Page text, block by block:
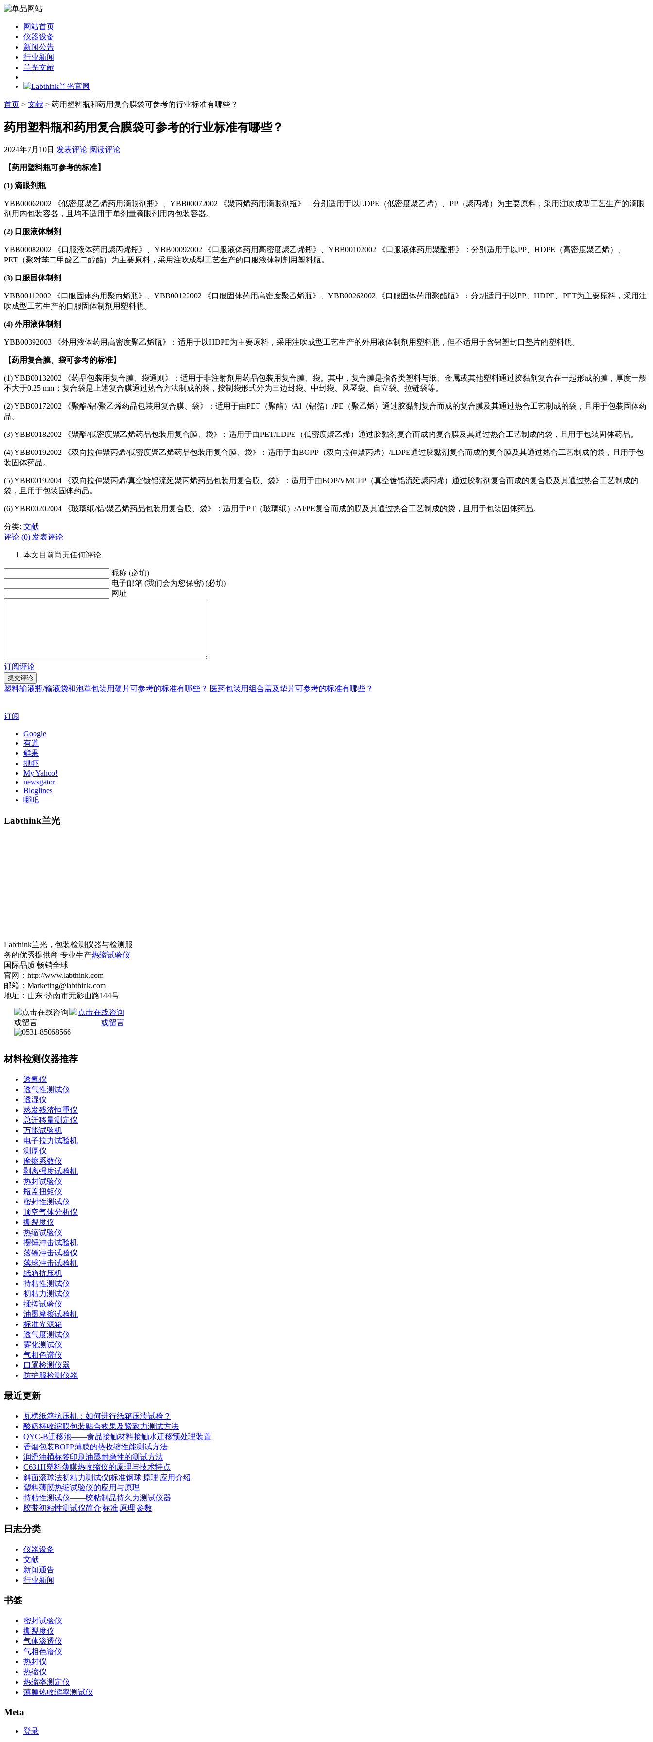
网站首页
仪器设备
新闻公告
行业新闻
兰光文献
首页 > 文献 > 药用塑料瓶和药用复合膜袋可参考的行业标准有哪些？
药用塑料瓶和药用复合膜袋可参考的行业标准有哪些？
2024年7月10日 发表评论 阅读评论
【药用塑料瓶可参考的标准】
(1) 滴眼剂瓶
YBB00062002 《低密度聚乙烯药用滴眼剂瓶》、YBB00072002 《聚丙烯药用滴眼剂瓶》：分别适用于以LDPE（低密度聚乙烯）、PP（聚丙烯）为主要原料，采用注吹成型工艺生产的滴眼
剂用内包装容器，且均不适用于单剂量滴眼剂用内包装容器。
(2) 口服液体制剂
YBB00082002 《口服液体药用聚丙烯瓶》、YBB00092002 《口服液体药用高密度聚乙烯瓶》、YBB00102002 《口服液体药用聚酯瓶》：分别适用于以PP、HDPE（高密度聚乙烯）、
PET（聚对苯二甲酸乙二醇酯）为主要原料，采用注吹成型工艺生产的口服液体制剂用塑料瓶。
(3) 口服固体制剂
YBB00112002 《口服固体药用聚丙烯瓶》、YBB00122002 《口服固体药用高密度聚乙烯瓶》、YBB00262002 《口服固体药用聚酯瓶》：分别适用于以PP、HDPE、PET为主要原料，采用注
吹成型工艺生产的口服固体制剂用塑料瓶。
(4) 外用液体制剂
YBB00392003 《外用液体药用高密度聚乙烯瓶》：适用于以HDPE为主要原料，采用注吹成型工艺生产的外用液体制剂用塑料瓶，但不适用于含铝塑封口垫片的塑料瓶。
【药用复合膜、袋可参考的标准】
(1) YBB00132002 《药品包装用复合膜、袋通则》：适用于非注射剂用药品包装用复合膜、袋。其中，复合膜是指各类塑料与纸、金属或其他塑料通过胶黏剂复合在一起形成的膜，厚度一般
不大于0.25 mm；复合袋是上述复合膜通过热合方法制成的袋，按制袋形式分为三边封袋、中封袋、风琴袋、自立袋、拉链袋等。
(2) YBB00172002 《聚酯/铝/聚乙烯药品包装用复合膜、袋》：适用于由PET（聚酯）/Al（铝箔）/PE（聚乙烯）通过胶黏剂复合而成的复合膜及其通过热合工艺制成的袋，且用于包装固体药
品。
(3) YBB00182002 《聚酯/低密度聚乙烯药品包装用复合膜、袋》：适用于由PET/LDPE（低密度聚乙烯）通过胶黏剂复合而成的复合膜及其通过热合工艺制成的袋，且用于包装固体药品。
(4) YBB00192002 《双向拉伸聚丙烯/低密度聚乙烯药品包装用复合膜、袋》：适用于由BOPP（双向拉伸聚丙烯）/LDPE通过胶黏剂复合而成的复合膜及其通过热合工艺制成的袋，且用于包
装固体药品。
(5) YBB00192004 《双向拉伸聚丙烯/真空镀铝流延聚丙烯药品包装用复合膜、袋》：适用于由BOP/VMCPP（真空镀铝流延聚丙烯）通过胶黏剂复合而成的复合膜及其通过热合工艺制成的
袋，且用于包装固体药品。
(6) YBB00202004 《玻璃纸/铝/聚乙烯药品包装用复合膜、袋》：适用于PT（玻璃纸）/Al/PE复合而成的膜及其通过热合工艺制成的袋，且用于包装固体药品。
分类: 文献
评论 (0) 发表评论
本文目前尚无任何评论.
昵称 (必填)
电子邮箱 (我们会为您保密) (必填)
网址
订阅评论
塑料输液瓶/输液袋和泡罩包装用硬片可参考的标准有哪些？ 医药包装用组合盖及垫片可参考的标准有哪些？
订阅
Google
有道
鲜果
抓虾
My Yahoo!
newsgator
Bloglines
哪吒
Labthink兰光
Labthink兰光，包装检测仪器与检测服
务的优秀提供商 专业生产热缩试验仪
国际品质 畅销全球
官网：http://www.labthink.com
邮箱：Marketing@labthink.com
地址：山东·济南市无影山路144号
材料检测仪器推荐
透氧仪
透气性测试仪
透湿仪
蒸发残渣恒重仪
总迁移量测定仪
万能试验机
电子拉力试验机
测厚仪
摩擦系数仪
剥离强度试验机
热封试验仪
瓶盖扭矩仪
密封性测试仪
顶空气体分析仪
撕裂度仪
热缩试验仪
摆锤冲击试验机
落镖冲击试验仪
落球冲击试验机
纸箱抗压机
持粘性测试仪
初粘力测试仪
揉搓试验仪
油墨摩擦试验机
标准光源箱
透气度测试仪
雾化测试仪
气相色谱仪
口罩检测仪器
防护服检测仪器
最近更新
瓦楞纸箱抗压机：如何进行纸箱压溃试验？
酸奶杯收缩膜包装贴合效果及紧致力测试方法
QYC-B迁移池——食品接触材料接触水迁移预处理装置
香烟包装BOPP薄膜的热收缩性能测试方法
润滑油桶标签印刷油墨耐磨性的测试方法
C631H塑料薄膜热收缩仪的原理与技术特点
斜面滚球法初粘力测试仪|标准钢球|原理|应用介绍
塑料薄膜热缩试验仪的应用与原理
持粘性测试仪——胶粘制品持久力测试仪器
胶带初粘性测试仪简介|标准|原理|参数
日志分类
仪器设备
文献
新闻通告
行业新闻
书签
密封试验仪
撕裂度仪
气体渗透仪
气相色谱仪
热封仪
热缩仪
热缩率测定仪
薄膜热收缩率测试仪
Meta
登录